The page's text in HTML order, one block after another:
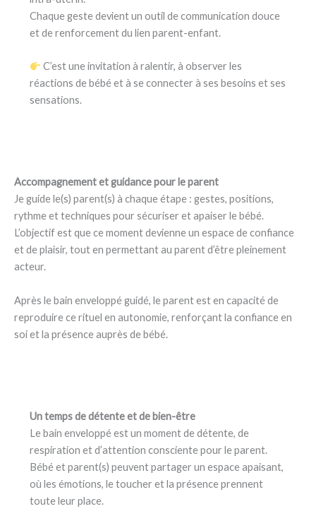
Chaque geste devient un outil de communication douce
et de renforcement du lien parent-enfant.
C’est une invitation à ralentir, à observer les
réactions de bébé et à se connecter à ses besoins et ses
sensations.
Accompagnement et guidance pour le parent
Je guide le(s) parent(s) à chaque étape : gestes, positions,
rythme et techniques pour sécuriser et apaiser le bébé.
L’objectif est que ce moment devienne un espace de confiance
et de plaisir, tout en permettant au parent d’être pleinement
acteur.
Après le bain enveloppé guidé, le parent est en capacité de
reproduire ce rituel en autonomie, renforçant la confiance en
soi et la présence auprès de bébé.
Un temps de détente et de bien-être
Le bain enveloppé est un moment de détente, de
respiration et d’attention consciente pour le parent.
Bébé et parent(s) peuvent partager un espace apaisant,
où les émotions, le toucher et la présence prennent
toute leur place.